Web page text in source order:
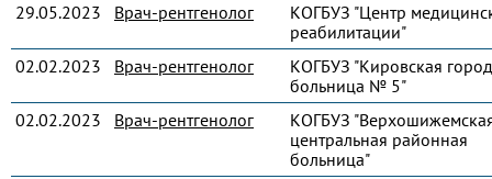
29.05.2023
Врач-рентгенолог
КОГБУЗ "Центр
реабилитации"
02.02.2023
Врач-рентгенолог
КОГБУЗ "Кировская
больница № 5"
02.02.2023
Врач-рентгенолог
КОГБУЗ
центральная районная
больница"